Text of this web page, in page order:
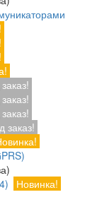
заказ!
Новинка!